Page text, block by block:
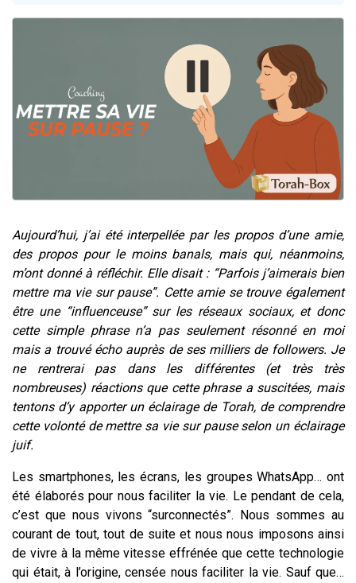
Il reste 49 places pour étudier en groupe sur Zoom
12 nouvelles musiques dans Torah-Box Music
Aujourd’hui, j’ai été interpellée par les propos d’une amie,
des propos pour le moins banals, mais qui, néanmoins,
m’ont donné à réfléchir. Elle disait : “Parfois j’aimerais bien
mettre ma vie sur pause”. Cette amie se trouve également
être une “influenceuse” sur les réseaux sociaux, et donc
cette simple phrase n’a pas seulement résonné en moi
mais a trouvé écho auprès de ses milliers de followers. Je
ne rentrerai pas dans les différentes (et très très
nombreuses) réactions que cette phrase a suscitées, mais
tentons d’y apporter un éclairage de Torah, de comprendre
cette volonté de mettre sa vie sur pause selon un éclairage
juif.
Les smartphones, les écrans, les groupes WhatsApp… ont
été élaborés pour nous faciliter la vie. Le pendant de cela,
c’est que nous vivons “surconnectés”. Nous sommes au
courant de tout, tout de suite et nous nous imposons ainsi
de vivre à la même vitesse effrénée que cette technologie
qui était, à l’origine, censée nous faciliter la vie. Sauf que…